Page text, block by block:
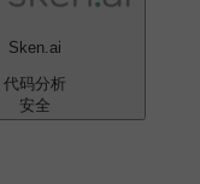
Sken.ai
代码分析
安全